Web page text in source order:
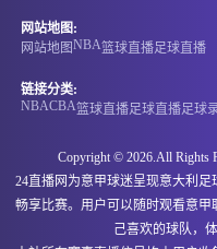
情报
澳足总
网站地图:
网站地图NBA篮球直播足球直播
链接分类:
NBACBA篮球直播足球直播足球
Copyright © 2026.All Rights
24直播网为意甲球迷呈现意大利
畅享比赛。用户可以随时观看意
己喜欢的球队，